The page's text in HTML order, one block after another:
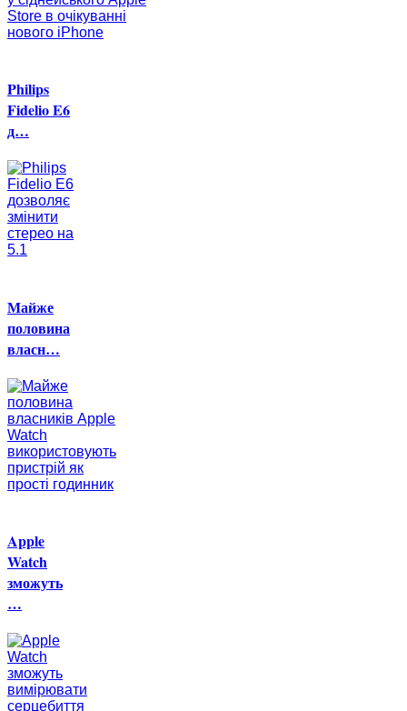
Philips
Fidelio E6
д…
Майже
половина
власн…
Apple
Watch
зможуть
…